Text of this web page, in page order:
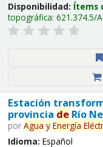
Disponibilidad: Ítems
topográfica: 621.374.5/
Estación
provincia deRío
por Agua y Energía
Idioma: Español